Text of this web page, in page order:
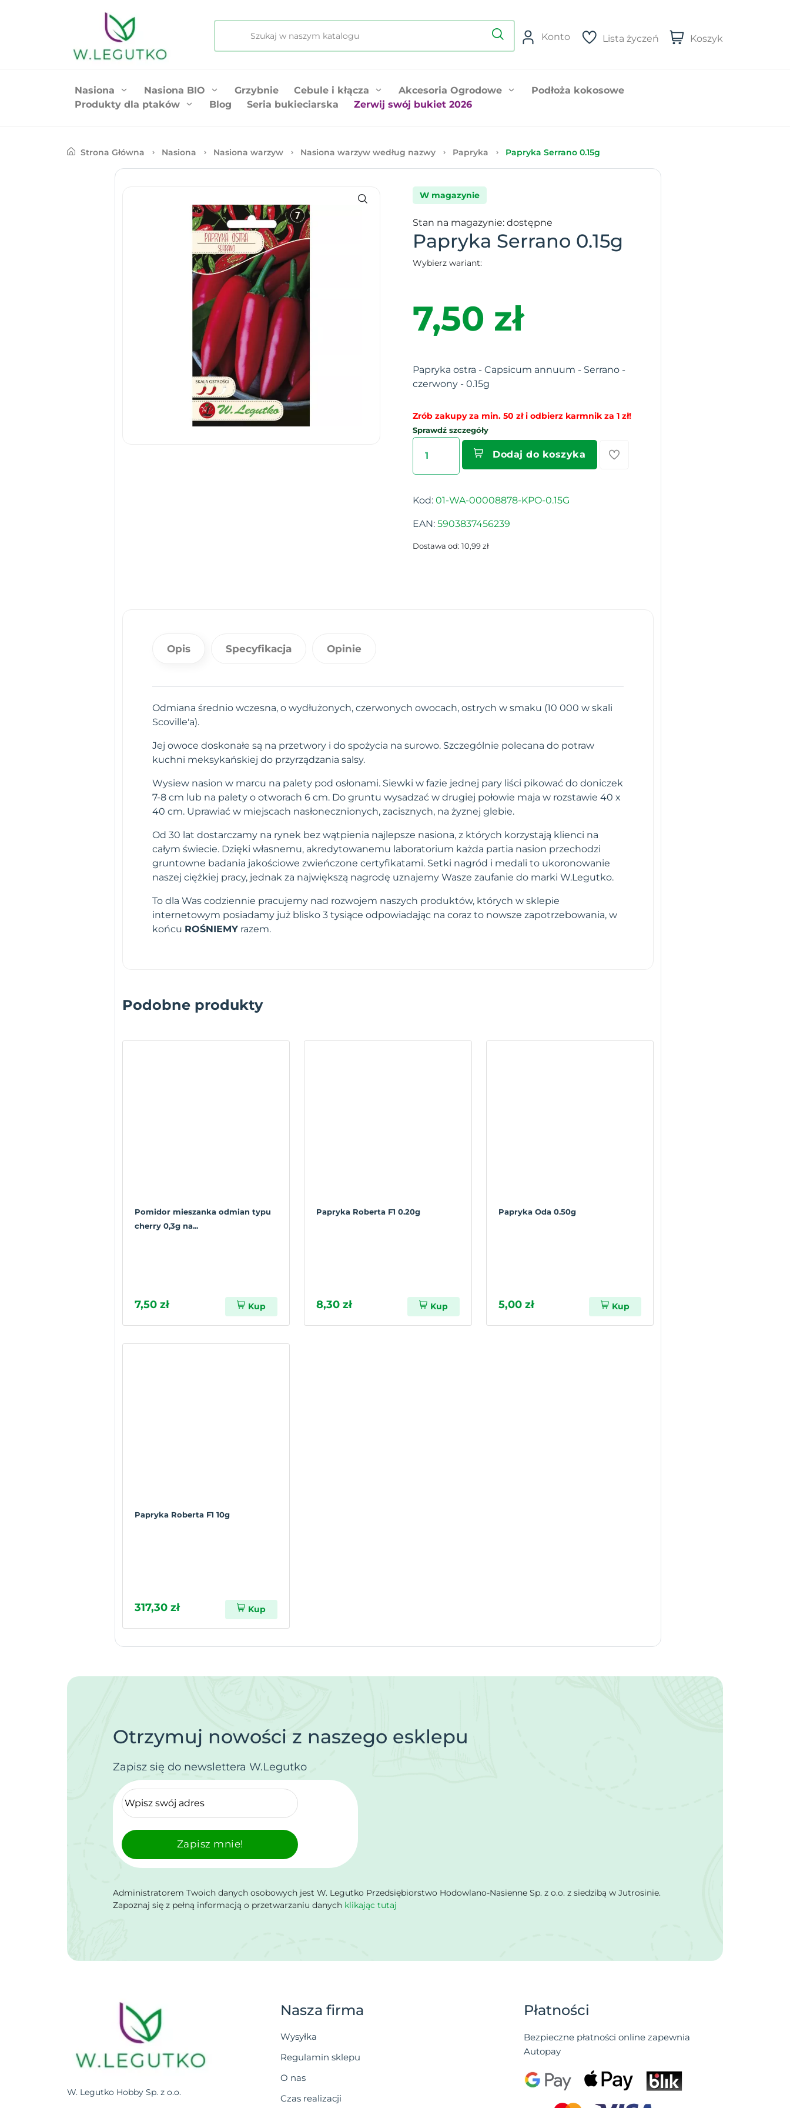
Konto Lista życzeń Koszyk
Nasiona Nasiona BIO Grzybnie Cebule i kłącza Akcesoria Ogrodowe
Podłoża kokosowe
Produkty dla ptaków
Blog Seria bukieciarska Zerwij swój bukiet 2026
Strona Główna Nasiona Nasiona warzyw Nasiona warzyw według nazwy Papryka Papryka Serrano 0.15g
W magazynie
Stan na magazynie: dostępne
Papryka Serrano 0.15g
Wybierz wariant:
7,50 zł
Papryka ostra - Capsicum annuum - Serrano -
czerwony - 0.15g
Zrób zakupy za min. 50 zł i odbierz karmnik za 1 zł!
Sprawdź szczegóły
Dodaj do koszyka
Kod: 01-WA-00008878-KPO-0.15G
EAN: 5903837456239
Dostawa od: 10,99 zł
Opis Specyfikacja Opinie
Odmiana średnio wczesna, o wydłużonych, czerwonych owocach, ostrych w smaku (10 000 w skali
Scoville'a).
Jej owoce doskonałe są na przetwory i do spożycia na surowo. Szczególnie polecana do potraw
kuchni meksykańskiej do przyrządzania salsy.
Wysiew nasion w marcu na palety pod osłonami. Siewki w fazie jednej pary liści pikować do doniczek
7-8 cm lub na palety o otworach 6 cm. Do gruntu wysadzać w drugiej połowie maja w rozstawie 40 x
40 cm. Uprawiać w miejscach nasłonecznionych, zacisznych, na żyznej glebie.
Od 30 lat dostarczamy na rynek bez wątpienia najlepsze nasiona, z których korzystają klienci na
całym świecie. Dzięki własnemu, akredytowanemu laboratorium każda partia nasion przechodzi
gruntowne badania jakościowe zwieńczone certyfikatami. Setki nagród i medali to ukoronowanie
naszej ciężkiej pracy, jednak za największą nagrodę uznajemy Wasze zaufanie do marki W.Legutko.
To dla Was codziennie pracujemy nad rozwojem naszych produktów, których w sklepie
internetowym posiadamy już blisko 3 tysiące odpowiadając na coraz to nowsze zapotrzebowania, w
końcu ROŚNIEMY razem.
Podobne produkty
Pomidor mieszanka odmian typu
cherry 0,3g na...
7,50 zł Kup
Papryka Roberta F1 0.20g
8,30 zł Kup
Papryka Oda 0.50g
5,00 zł Kup
Papryka Roberta F1 10g
317,30 zł Kup
Otrzymuj nowości z naszego esklepu
Zapisz się do newslettera W.Legutko
Zapisz mnie!
Administratorem Twoich danych osobowych jest W. Legutko Przedsiębiorstwo Hodowlano-Nasienne Sp. z o.o. z siedzibą w Jutrosinie.
Zapoznaj się z pełną informacją o przetwarzaniu danych klikając tutaj
W. Legutko Hobby Sp. z o.o.
Nasza firma
Wysyłka
Regulamin sklepu
O nas
Czas realizacji
Płatności
Bezpieczne płatności online zapewnia
Autopay